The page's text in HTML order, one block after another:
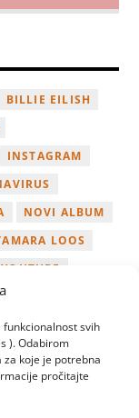
funkcionalnost svih
). Odabirom
za koje je potrebna
pročitajte
BILLIE EILISH
INSTAGRAM
NOVI ALBUM
LOOS
YOUTUBE